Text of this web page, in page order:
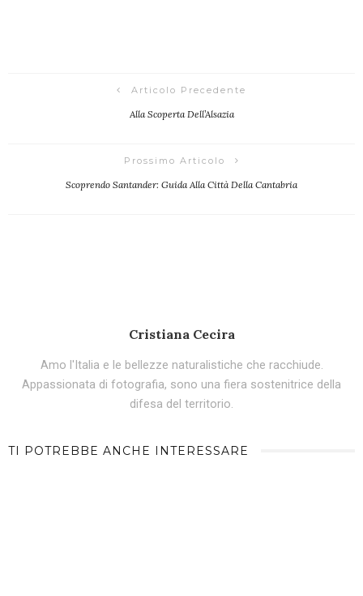
Articolo Precedente
Alla Scoperta Dell’Alsazia
Prossimo Articolo
Scoprendo Santander: Guida Alla Città Della Cantabria
Cristiana Cecira
Amo l'Italia e le bellezze naturalistiche che racchiude.
Appassionata di fotografia, sono una fiera sostenitrice della
difesa del territorio.
TI POTREBBE ANCHE INTERESSARE